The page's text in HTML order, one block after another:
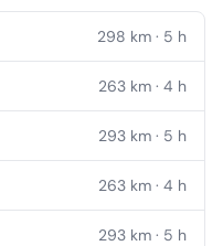
298 km · 5 h
263 km · 4 h
293 km · 5 h
263 km · 4 h
293 km · 5 h